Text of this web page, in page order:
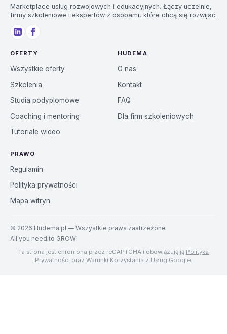
Marketplace usług rozwojowych i edukacyjnych. Łączy uczelnie,
firmy szkoleniowe i ekspertów z osobami, które chcą się rozwijać.
OFERTY
Wszystkie oferty
Szkolenia
Studia podyplomowe
Coaching i mentoring
Tutoriale wideo
HUDEMA
O nas
Kontakt
FAQ
Dla firm szkoleniowych
PRAWO
Regulamin
Polityka prywatności
Mapa witryn
© 2026 Hudema.pl — Wszystkie prawa zastrzeżone
All you need to GROW!
Ta strona jest chroniona przez reCAPTCHA i obowiązują ją Polityka
Prywatności oraz Warunki Korzystania z Usług Google.